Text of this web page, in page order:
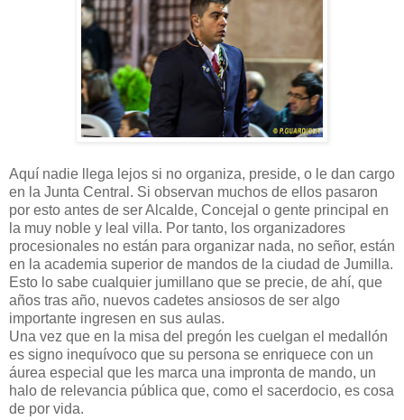
Aquí nadie llega lejos si no organiza, preside, o le dan cargo
en la Junta Central. Si observan muchos de ellos pasaron
por esto antes de ser Alcalde, Concejal o gente principal en
la muy noble y leal villa. Por tanto, los organizadores
procesionales no están para organizar nada, no señor, están
en la academia superior de mandos de la ciudad de Jumilla.
Esto lo sabe cualquier jumillano que se precie, de ahí, que
años tras año, nuevos cadetes ansiosos de ser algo
importante ingresen en sus aulas.
Una vez que en la misa del pregón les cuelgan el medallón
es signo inequívoco que su persona se enriquece con un
áurea especial que les marca una impronta de mando, un
halo de relevancia pública que, como el sacerdocio, es cosa
de por vida.